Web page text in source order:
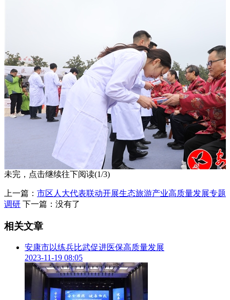
此次活动由市创文办、市卫健委、市科协主办，市中医医院、
贯彻落实党的二十大关于推进健康中国建设、促进中医药传承
创新发展精神，宣传健康养生保健知识，传承创新发展中医药
文化，促进我市中医药事业高质量发展。
未完，点击继续往下阅读(1/3)
上一篇： 市区人大代表联动开展生态旅游产业高质量发展专题
调研 下一篇：没有了
相关文章
安康市以练兵比武促进医保高质量发展
2023-11-19 08:05